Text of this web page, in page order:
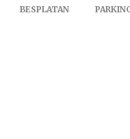
BESPLATAN